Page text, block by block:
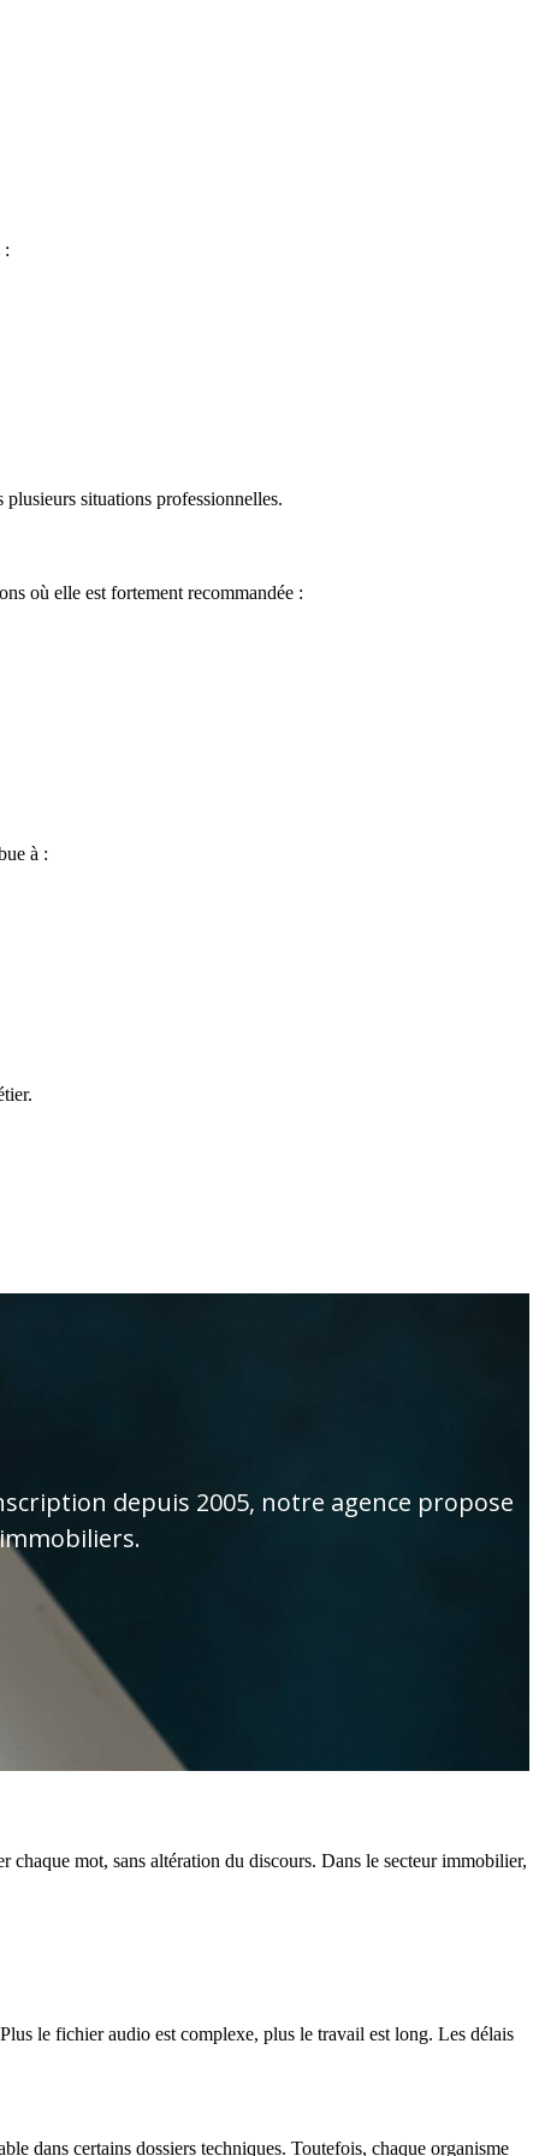
:
situations professionnelles.
où elle est fortement recommandée :
à :
depuis 2005, notre agence propose
mot, sans altération du discours. Dans le secteur immobilier,
le fichier audio est complexe, plus le travail est long. Les délais
dans certains dossiers techniques. Toutefois, chaque organisme